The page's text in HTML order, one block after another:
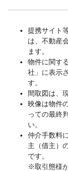
提携サイト
は、不動産
ます。
物件に関す
社」に表示
す。
間取図は、
映像は物件
っての最終
い。
仲介手数料
主（借主）
です。
※取引態様